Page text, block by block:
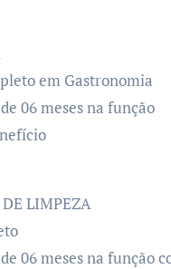
em Gastronomia
06 meses na função
DE LIMPEZA
06 meses na função